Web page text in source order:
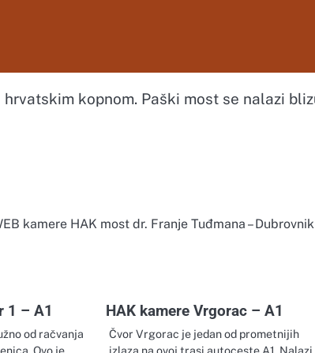
kopnom. Paški most se nalazi
kamere HAK most dr. Franje Tuđmana – Dubrovnik
1 – A1
od račvanja
Ovo je
HAK kamere Vrgorac – A1
Čvor Vrgorac je jedan od prometnijih
izlaza na ovoj trasi autoceste A1. Nalazi